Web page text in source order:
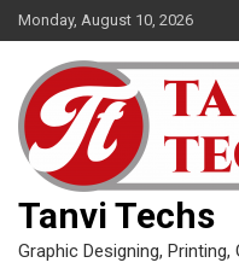
Skip
to
content
Monday, August 10, 2026
Tanvi Techs
Graphic Designing,